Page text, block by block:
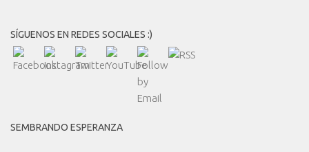
SÍGUENOS EN REDES SOCIALES :)
SEMBRANDO ESPERANZA